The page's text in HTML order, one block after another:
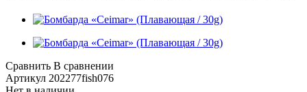
Сравнить В сравнении
Артикул 202277fish076